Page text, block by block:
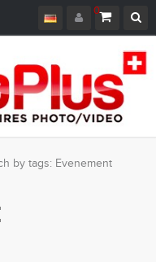
0
by tags: Evenement